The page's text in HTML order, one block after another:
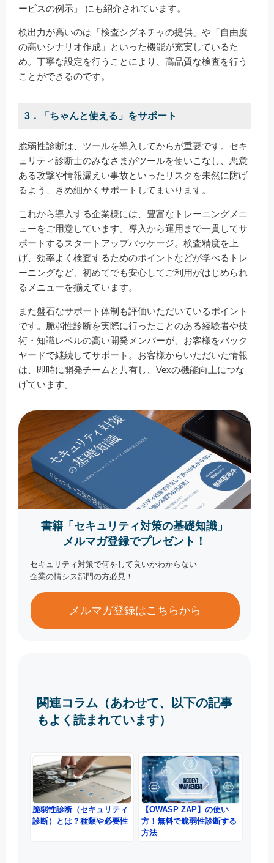
ービスの例示」 にも紹介されています。
検出力が高いのは「検査シグネチャの提供」や「自由度
の高いシナリオ作成」といった機能が充実しているた
め。丁寧な設定を行うことにより、高品質な検査を行う
ことができるのです。
3．「ちゃんと使える」をサポート
脆弱性診断は、ツールを導入してからが重要です。セキ
ュリティ診断士のみなさまがツールを使いこなし、悪意
ある攻撃や情報漏えい事故といったリスクを未然に防げ
るよう、きめ細かくサポートしてまいります。
これから導入する企業様には、豊富なトレーニングメニ
ューをご用意しています。導入から運用まで一貫してサ
ポートするスタートアップパッケージ。検査精度を上
げ、効率よく検査するためのポイントなどが学べるトレ
ーニングなど、初めてでも安心してご利用がはじめられ
るメニューを揃えています。
また盤石なサポート体制も評価いただいているポイント
です。脆弱性診断を実際に行ったことのある経験者や技
術・知識レベルの高い開発メンバーが、お客様をバック
ヤードで継続してサポート。お客様からいただいた情報
は、即時に開発チームと共有し、Vexの機能向上につな
げています。
書籍「セキュリティ対策の基礎知識」
メルマガ登録でプレゼント！
セキュリティ対策で何をして良いかわからない
企業の情シス部門の方必見！
メルマガ登録はこちらから
関連コラム（あわせて、以下の記事
もよく読まれています）
脆弱性診断（セキュリティ
診断）とは？種類や必要性
【OWASP ZAP】の使い
方！無料で脆弱性診断する
方法